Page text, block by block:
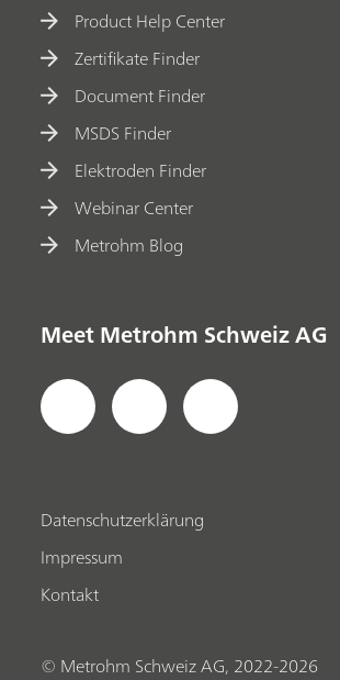
Product Help Center
Zertifikate Finder
Document Finder
MSDS Finder
Elektroden Finder
Webinar Center
Metrohm Blog
Meet Metrohm Schweiz AG
Datenschutzerklärung
Impressum
Kontakt
© Metrohm Schweiz AG, 2022-2026